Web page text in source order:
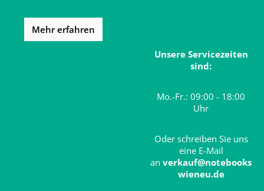
Mehr erfahren
Unsere Servicezeiten
sind:
Mo.-Fr.: 09:00 - 18:00
Uhr
Oder schreiben Sie uns
eine E-Mail
an verkauf@notebooks
wieneu.de